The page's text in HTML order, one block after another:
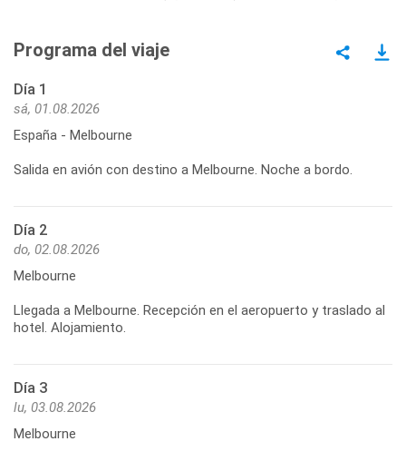
Programa del viaje
Día 1
sá, 01.08.2026
España - Melbourne
Salida en avión con destino a Melbourne. Noche a bordo.
Día 2
do, 02.08.2026
Melbourne
Llegada a Melbourne. Recepción en el aeropuerto y traslado al
Día 3
lu, 03.08.2026
Melbourne